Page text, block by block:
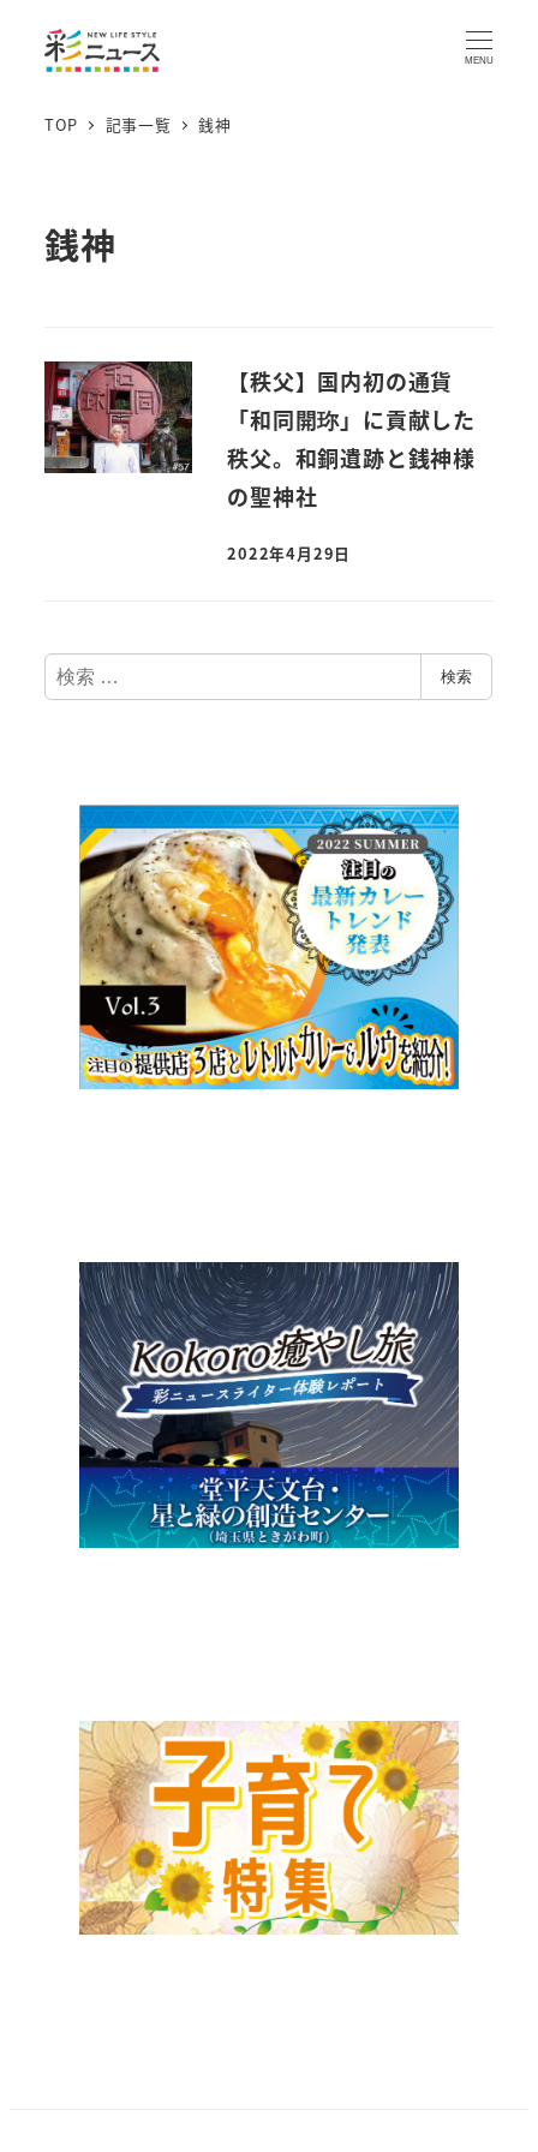
MENU
TOP 記事一覧 銭神
銭神
【秩父】国内初の通貨
「和同開珎」に貢献した
秩父。和銅遺跡と銭神様
の聖神社
2022年4月29日
検
索
検索